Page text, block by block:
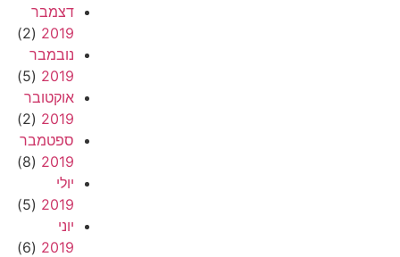
דצמבר
2019
(2)
נובמבר
2019
(5)
אוקטובר
2019
(2)
ספטמבר
2019
(8)
יולי
2019
(5)
יוני
2019
(6)